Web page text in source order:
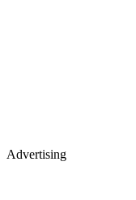
Advertising